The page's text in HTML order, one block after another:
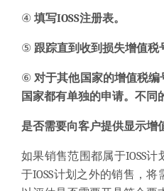
④ 填写IOSS注册表。
⑤ 跟踪直到收到损失增值税
⑥对于其他国家的增值税
国家都有单独的申请。 不同
是否需要向客户提供显示增
如果销售范围都属于IOSS计
于IOSS计划 之外的销售，将